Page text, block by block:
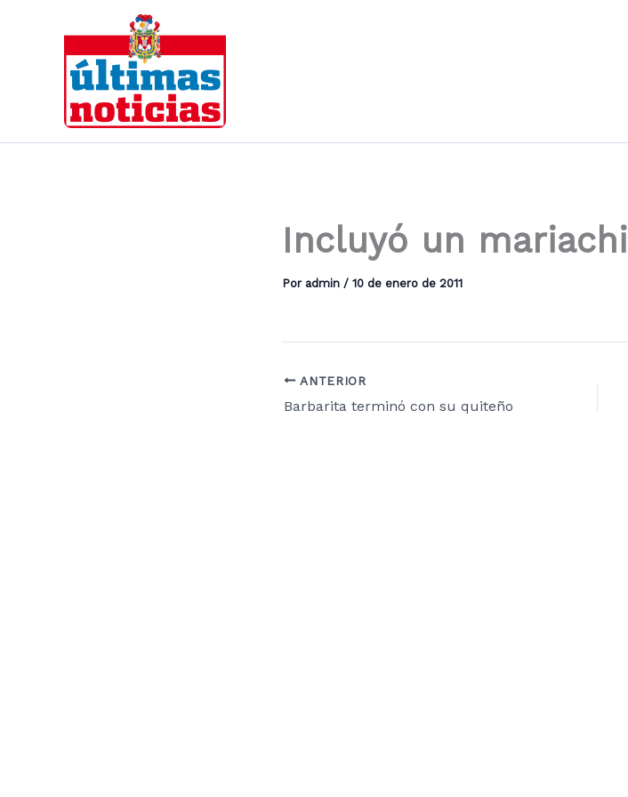
contenido
Incluyó un mariachi
Por admin / 10 de enero de 2011
ANTERIOR
Barbarita terminó con su quiteño